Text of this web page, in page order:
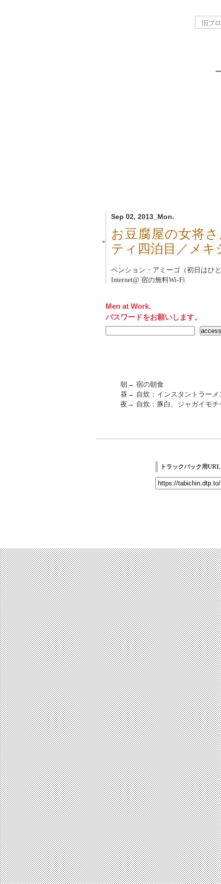
Sep 02, 2013_Mon.
■
お豆腐屋の女将
ティ四泊目／メキ
ペンション・アミーゴ（初日はひ
Internet@ 宿の無料Wi-Fi
Men at Work.
パスワードをお願いします。
朝→ 宿の朝食
昼→ 自炊：インスタントラーメ
夜→ 自炊：豚白、ジャガイモチ
トラックバック用URL